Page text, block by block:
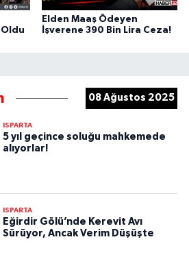
Oldu
Elden Maaş Ödeyen
İşverene 390 Bin Lira Ceza!
08 Ağustos 2025
ISPARTA
5 yıl geçince soluğu mahkemede
alıyorlar!
ISPARTA
Eğirdir Gölü’nde Kerevit Avı
Sürüyor, Ancak Verim Düşüşte